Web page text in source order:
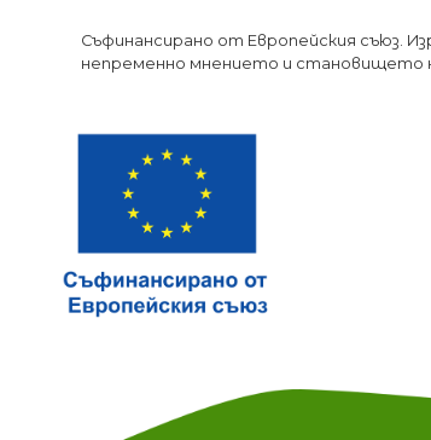
Съфинансирано от Европейския съюз.
непременно мнението и становището